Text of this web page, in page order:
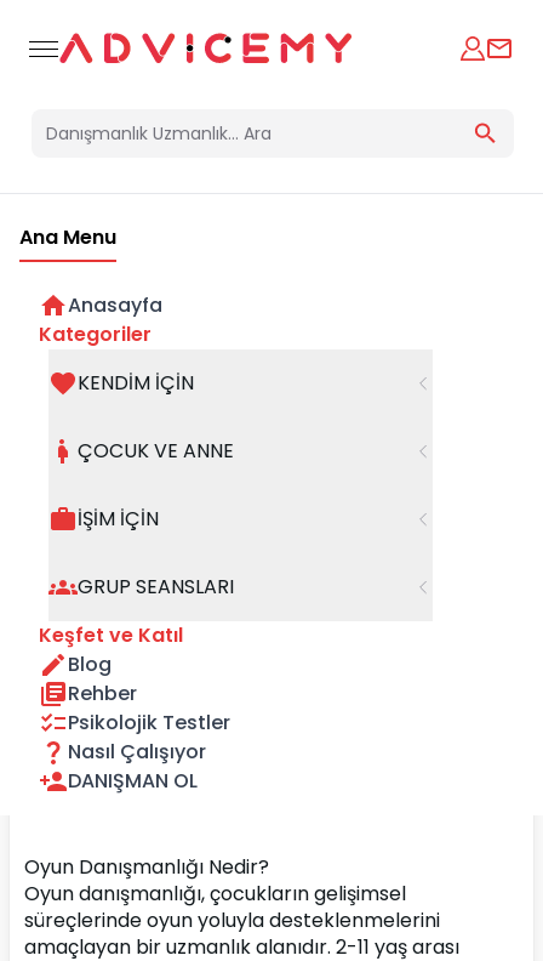
Ana Menu
Anasayfa
Kategoriler
KENDİM İÇİN
ÇOCUK VE ANNE
İŞİM İÇİN
GRUP SEANSLARI
Keşfet ve Katıl
Blog
Rehber
Psikolojik Testler
Nasıl Çalışıyor
DANIŞMAN OL
Çocuklar İçin Oyun Danışmanlığı
Oyun Danışmanlığı Nedir?
Oyun danışmanlığı, çocukların gelişimsel
süreçlerinde oyun yoluyla desteklenmelerini
amaçlayan bir uzmanlık alanıdır. 2-11 yaş arası